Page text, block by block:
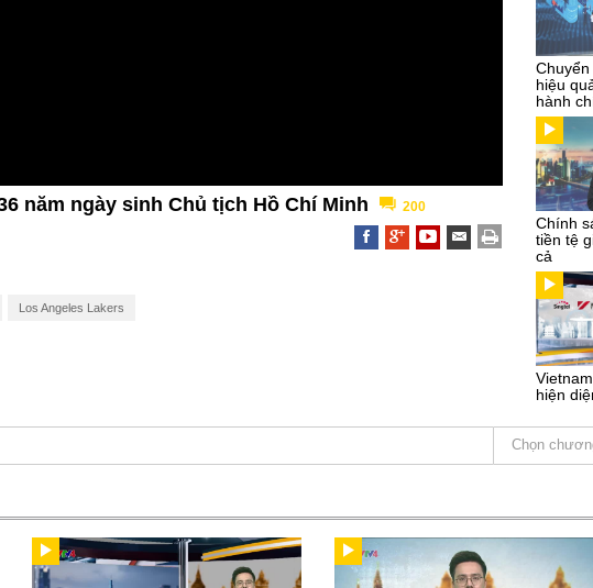
năm ngày sinh Chủ tịch Hồ Chí Minh 200
Los Angeles Lakers
hiệu
hành
Chính
tiền tệ
cả
hiện
Chọn